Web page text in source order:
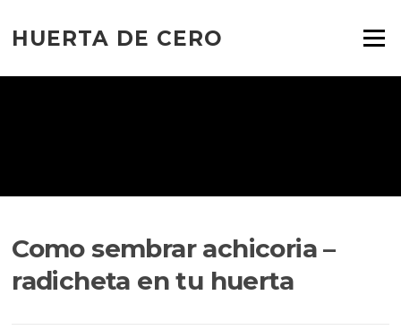
contenido
HUERTA DE CERO Menú
Como sembrar achicoria –
radicheta en tu huerta